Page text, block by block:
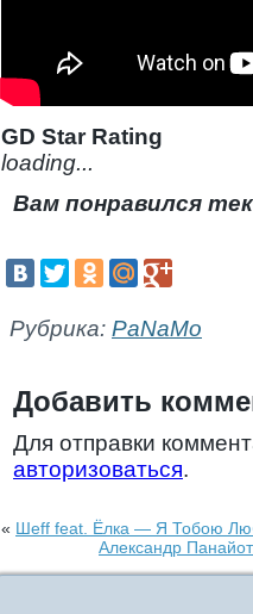
GD Star Rating
loading...
Вам понравился
Рубрика: PaNaMo
Добавить
Для отправки
авторизоваться.
« Шeff feat. Ёлка — Я Тобою
Александр